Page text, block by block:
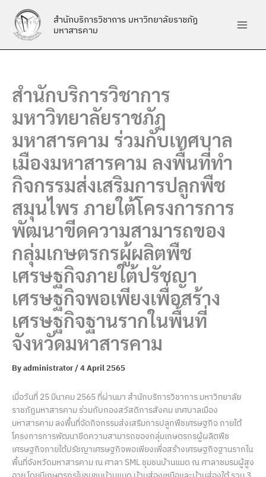
content
สำนักบริการวิชาการ มหาวิทยาลัยราชภัฏ
มหาสารคาม
สำนักบริการวิชาการ
มหาวิทยาลัยราชภัฏ
มหาสารคาม ร่วมกับเทศบาล
เมืองมหาสารคาม ลงพื้นที่ทำ
กิจกรรมส่งเสริมการปลูกพืช
สมุนไพร ภายใต้โครงการการ
พัฒนาขีดความสามารถของ
กลุ่มเกษตรกรผู้ผลิตพืช
เศรษฐกิจภายใต้ปรัชญา
เศรษฐกิจพอเพียงเพื่อสร้าง
เศรษฐกิจฐานรากในพื้นที่
จังหวัดมหาสารคาม
Byadministrator/4 April 2565
เมื่อวันที่ 25 มีนาคม 2565 ที่ผ่านมา สำนักบริการวิชาการ มหาวิทยาลัย
ราชภัฏมหาสารคาม ร่วมกับกองสวัสดิการสังคม เทศบาลเมือง
มหาสารคาม ลงพื้นที่จัดกิจกรรมส่งเสริมการปลูกพืชเศรษฐกิจ ภายใต้
โครงการการพัฒนาขีดความสามารถของกลุ่มเกษตรกรผู้ผลิตพืช
เศรษฐกิจภายใต้ปรัชญาเศรษฐกิจพอเพียงเพื่อสร้างเศรษฐกิจฐานรากใน
พื้นที่จังหวัดมหาสารคาม ณ ศาลา SML ชุมชนบ้านแมด ณ ศาลาชมรมผู้สูง